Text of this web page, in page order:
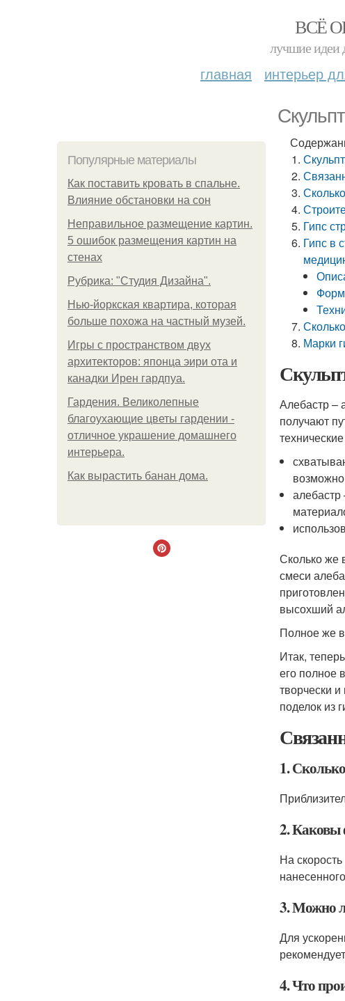
ВСЁ
лучшие идеи
главная интерьер
Популярные материалы
Как поставить кровать в спальне.
Влияние обстановки на сон
Неправильное размещение картин.
5 ошибок размещения картин на
стенах
Рубрика: "Студия Дизайна".
Нью-йоркская квартира, которая
больше похожа на частный музей.
Игры с пространством двух
архитекторов: японца эири ота и
канадки Ирен гардпуа.
Гардения. Великолепные
благоухающие цветы гардении -
отличное украшение домашнего
интерьера.
Как вырастить банан дома.
Гипс
Гипс в
Марки
Алебастр –
получают
Сколько же
смеси
высохший
Полное же
Итак,
его полное
творчески
поделок из
1.
2. Каковы
На
3. Можно
Для
4. Что